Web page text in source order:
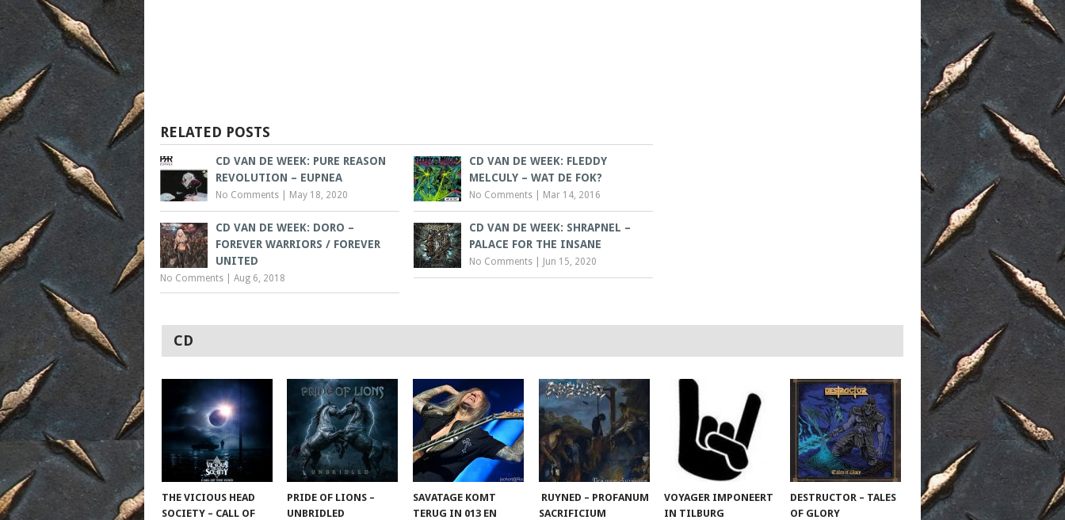
RELATED POSTS
CD VAN DE WEEK: PURE REASON
REVOLUTION – EUPNEA
No Comments May 18, 2020
CD VAN DE WEEK: FLEDDY
MELCULY – WAT DE FOK?
No Comments Mar 14, 2016
CD VAN DE WEEK: DORO –
FOREVER WARRIORS / FOREVER
UNITED
No Comments Aug 6, 2018
CD VAN DE WEEK: SHRAPNEL –
PALACE FOR THE INSANE
No Comments Jun 15, 2020
CD
THE VICIOUS HEAD
SOCIETY – CALL OF
PRIDE OF LIONS –
UNBRIDLED
SAVATAGE KOMT
TERUG IN 013 EN
RUYNED – PROFANUM
SACRIFICIUM
VOYAGER IMPONEERT
IN TILBURG
DESTRUCTOR – TALES
OF GLORY